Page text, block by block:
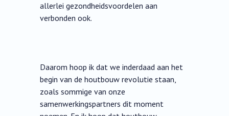
allerlei gezondheidsvoordelen aan
verbonden ook.
Daarom hoop ik dat we inderdaad aan het
begin van de houtbouw revolutie staan,
zoals sommige van onze
samenwerkingspartners dit moment